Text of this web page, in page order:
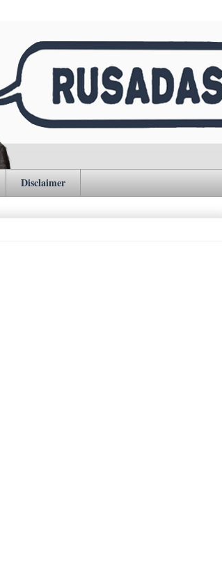
Disclaimer